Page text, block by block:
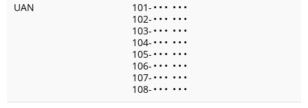
UAN
101- • • • • • •
102- • • • • • •
103- • • • • • •
104- • • • • • •
105- • • • • • •
106- • • • • • •
107- • • • • • •
108- • • • • • •